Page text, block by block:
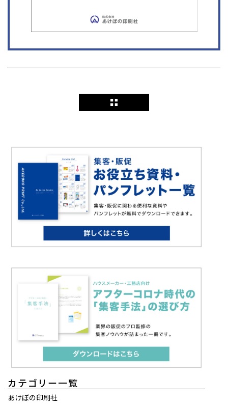
カテゴリー一覧
あけぼの印刷社